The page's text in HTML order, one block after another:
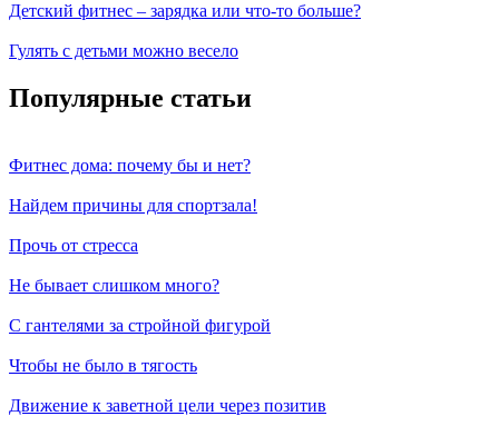
Детский фитнес – зарядка или что-то больше?
Гулять с детьми можно весело
Популярные статьи
Фитнес дома: почему бы и нет?
Найдем причины для спортзала!
Прочь от стресса
Не бывает слишком много?
С гантелями за стройной фигурой
Чтобы не было в тягость
Движение к заветной цели через позитив